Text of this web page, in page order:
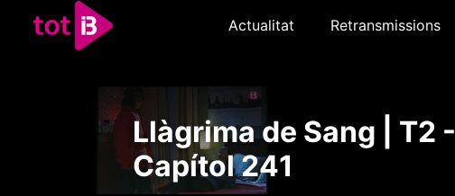
Actualitat Retransmissions
Llàgrima de Sang | T2 -
Capítol 241